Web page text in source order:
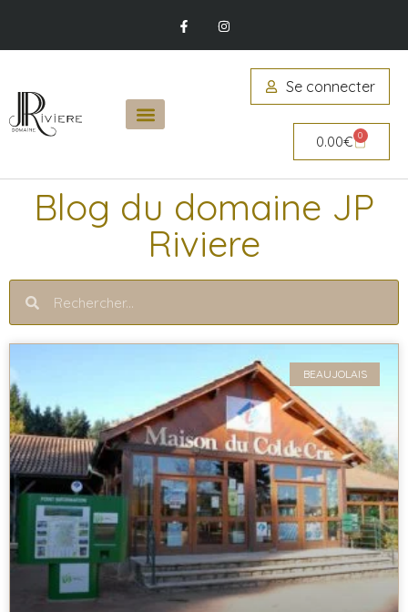
Se connecter
0.00€ 0
Blog du domaine JP
Riviere
BEAUJOLAIS